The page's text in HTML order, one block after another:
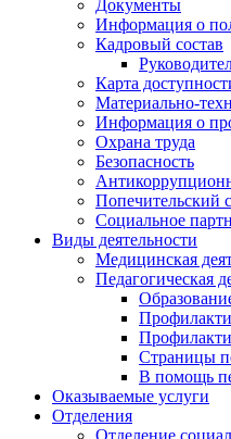
Документы
Информация о
Кадровый состав
Карта
Материально-
Информация о
Охрана труда
Безопасность
Попечительский
Социальное
Виды деятельности
Медицинская
Педагогическая
Страницы
В помощь
Оказываемые услуги
Отделения
Отделение